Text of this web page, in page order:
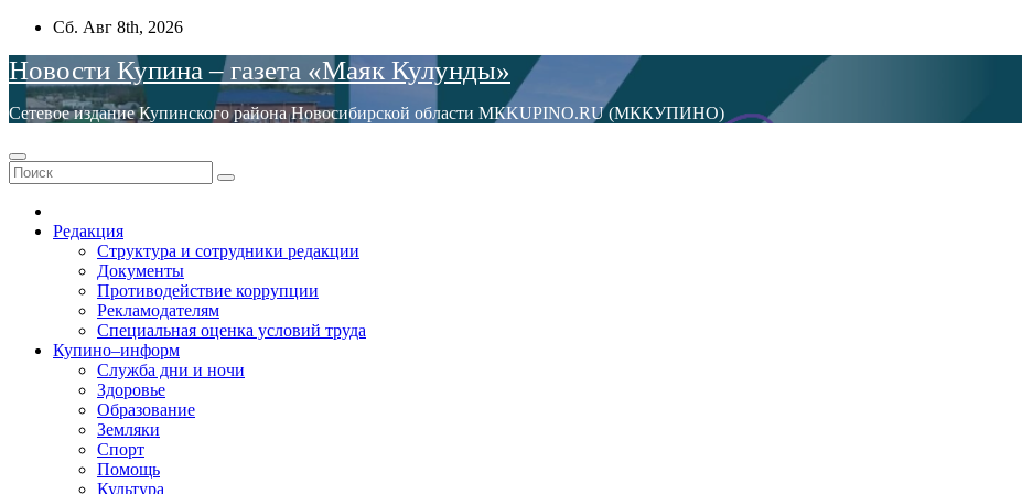
Перейти
содержимому
Сб. Авг 8th, 2026
Новости Купина – газета «Маяк Кулунды»
Сетевое издание Купинского района Новосибирской области МКKUPINO.RU (МККУПИНО)
Редакция
Структура и сотрудники редакции
Документы
Противодействие коррупции
Рекламодателям
Специальная оценка условий труда
Купино–информ
Служба дни и ночи
Здоровье
Образование
Земляки
Спорт
Помощь
Культура